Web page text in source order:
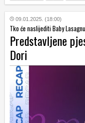
09.01.2025. (18:00)
Tko će naslijediti Baby
Predstavljene
Dori